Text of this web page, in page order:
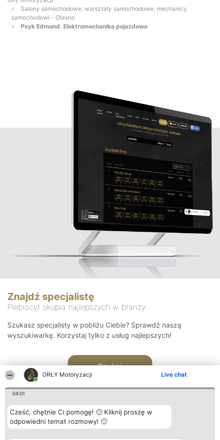
ORŁY Motoryzacji Live chat
04:01
Cześć, chętnie Ci pomogę! 🙂 Kliknij proszę w
odpowiedni temat rozmowy! 🙂
Salony samochodowe, warsztaty samochodowe, mechanicy
samochodowi - Olesno
Psyk Edmund. Elektromechanika pojazdowa
Znajdź specjalistę
Plebiscyt skupia najlepszych w branży
Szukasz specjalisty w pobliżu Ciebie? Sprawdź naszą
wyszukiwarkę. Korzystaj tylko z usług najlepszych!
Szukaj
Organizator plebiscytu Plebiscyt Kontakt